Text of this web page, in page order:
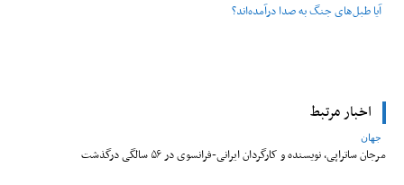
آیا طبل‌های جنگ به صدا درآمده‌اند؟
اخبار مرتبط
جهان
مرجان ساتراپی، نویسنده و کارگردان ایرانی-فرانسوی در ۵۶ سالگی درگذشت